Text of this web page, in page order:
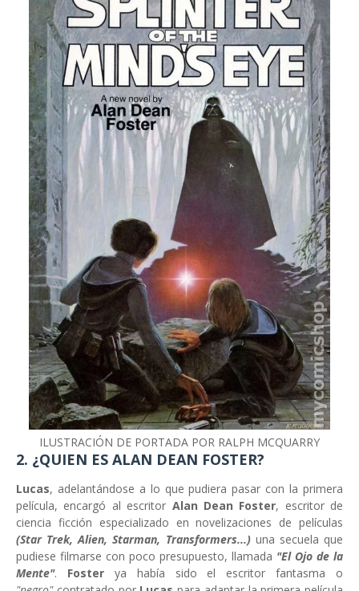
ILUSTRACIÓN DE PORTADA POR RALPH MCQUARRY
2. ¿QUIEN ES ALAN DEAN FOSTER?
Lucas, adelantándose a lo que pudiera pasar con la primera
película, encargó al escritor Alan Dean Foster, escritor de
ciencia ficción especializado en novelizaciones de películas
(Star Trek, Alien, Starman, Transformers...)una secuela que
pudiese filmarse con poco presupuesto, llamada "El Ojo de la
Mente". Foster ya había sido el escritor fantasma o